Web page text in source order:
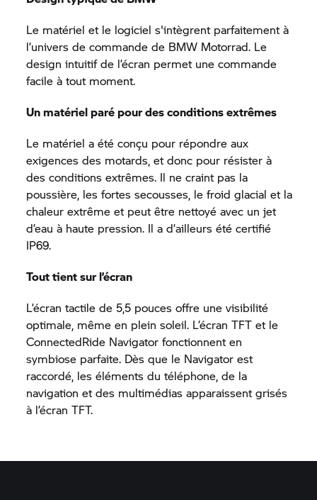
Le matériel et le logiciel s'intègrent parfaitement à
l’univers de commande de BMW Motorrad. Le
design intuitif de l’écran permet une commande
facile à tout moment.
Un matériel paré pour des conditions extrêmes
Le matériel a été conçu pour répondre aux
exigences des motards, et donc pour résister à
des conditions extrêmes. Il ne craint pas la
poussière, les fortes secousses, le froid glacial et la
chaleur extrême et peut être nettoyé avec un jet
d’eau à haute pression. Il a d’ailleurs été certifié
IP69.
Tout tient sur l’écran
L’écran tactile de 5,5 pouces offre une visibilité
optimale, même en plein soleil. L’écran TFT et le
ConnectedRide Navigator fonctionnent en
symbiose parfaite. Dès que le Navigator est
raccordé, les éléments du téléphone, de la
navigation et des multimédias apparaissent grisés
à l’écran TFT.